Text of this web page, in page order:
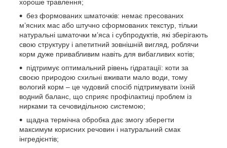
хороше травлення;
без формованих шматочків: немає пресованих
м’ясних мас або штучно сформованих текстур, тільки
натуральні шматочки м’яса і субпродуктів, які зберігають
свою структуру і апетитний зовнішній вигляд, роблячи
корм дуже привабливим навіть для вибагливих котів;
підтримує оптимальний рівень гідратації: коти за
своєю природою схильні вживати мало води, тому
вологий корм – це чудовий спосіб підтримувати їхній
водний баланс, що сприяє профілактиці проблем із
нирками та сечовидільною системою;
щадна термічна обробка дає змогу зберегти
максимум корисних речовин і натуральний смак
інгредієнтів;